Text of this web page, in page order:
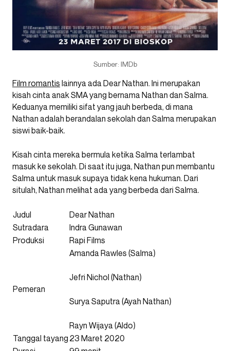
Sumber: IMDb
Film romantis lainnya ada Dear Nathan. Ini merupakan
kisah cinta anak SMA yang bernama Nathan dan Salma.
Keduanya memiliki sifat yang jauh berbeda, di mana
Nathan adalah berandalan sekolah dan Salma merupakan
siswi baik-baik.
Kisah cinta mereka bermula ketika Salma terlambat
masuk ke sekolah. Di saat itu juga, Nathan pun membantu
Salma untuk masuk supaya tidak kena hukuman. Dari
situlah, Nathan melihat ada yang berbeda dari Salma.
Judul
Dear Nathan
Sutradara
Indra Gunawan
Produksi
Rapi Films
Pemeran
Amanda Rawles (Salma)
Jefri Nichol (Nathan)
Surya Saputra (Ayah Nathan)
Rayn Wijaya (Aldo)
Tanggal tayang 23 Maret 2020